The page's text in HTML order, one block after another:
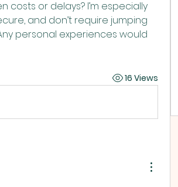
costs or delays? I’m especially
and don’t require jumping
personal experiences would
16 Views